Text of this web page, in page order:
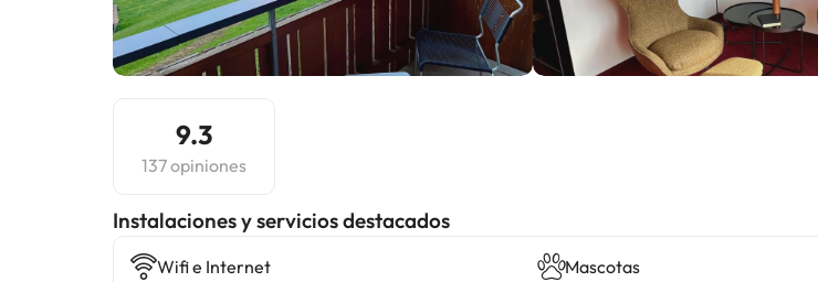
9.3
137 opiniones
Instalaciones y servicios destacados
Wifi e Internet Mascotas